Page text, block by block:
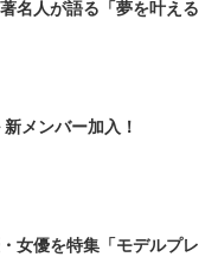
名人が語る「夢を叶える
メンバー加入！
女優を特集「モデルプレ